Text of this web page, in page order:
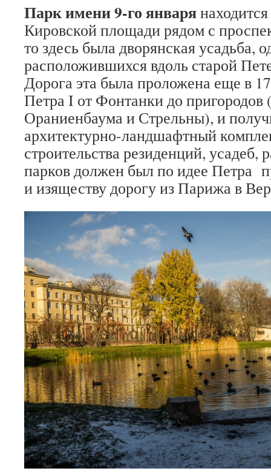
Парк имени 9-го января
Кировской площади рядом с
то здесь была дворянская усадьба,
расположившихся вдоль старой
Дорога эта была проложена еще в
Петра I от Фонтанки до пригородов
Ораниенбаума и Стрельны), и
архитектурно-ландшафтный
строительства резиденций, усадеб,
парков должен был по идее Петра
и изяществу дорогу из Парижа в